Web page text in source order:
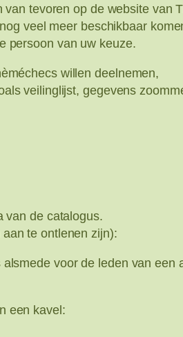
tevoren op de website
veel meer beschikbaar
persoon van uw keuze.
willen deelnemen,
veilinglijst, gegevens
van de catalogus.
te ontlenen zijn):
voor de leden van
een kavel: